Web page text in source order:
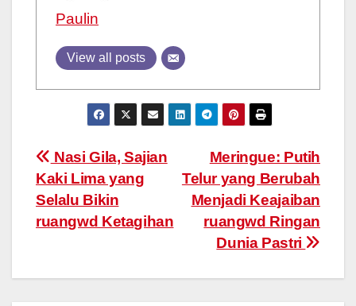
Paulin
View all posts
Post
navigation
Meringue: Putih
Telur yang Berubah
Menjadi Keajaiban
ruangwd Ringan
Dunia Pastri
Nasi Gila, Sajian
Kaki Lima yang
Selalu Bikin
ruangwd Ketagihan